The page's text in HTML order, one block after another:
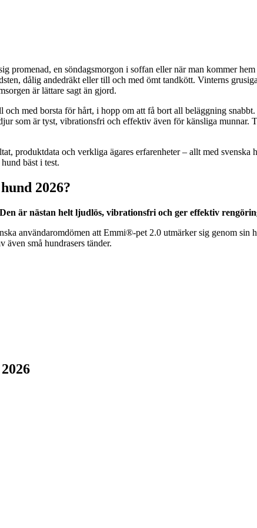
promenad, en söndagsmorgon i soffan eller när man kommer
dålig andedräkt eller till och med ömt tandkött. Vinterns
är lättare sagt än gjord.
med borsta för hårt, i hopp om att få bort all beläggning
som är tyst, vibrationsfri och effektiv även för känsliga munnar.
produktdata och verkliga ägares erfarenheter – allt med
bäst i test.
2026?
är nästan helt ljudlös, vibrationsfri och ger effektiv
användaromdömen att Emmi®-pet 2.0 utmärker sig genom
små hundrasers tänder.